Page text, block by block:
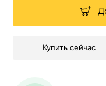
Купить сейчас